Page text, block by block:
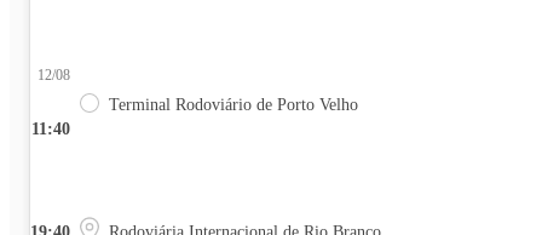
11:40
12/08
Terminal Rodoviário de Porto Velho